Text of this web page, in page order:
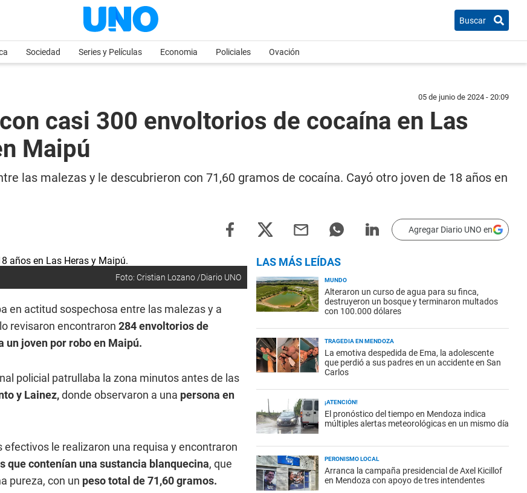
Buscar
Sociedad Series y Películas Economia Policiales Ovación
05 de junio de 2024 - 20:09
casi 300 envoltorios de cocaína en Las
Maipú
las malezas y le descubrieron con 71,60 gramos de cocaína. Cayó otro joven de 18 años en
Agregar Diario UNO en
Foto: Cristian Lozano /Diario UNO
en actitud sospechosa entre las malezas y a
revisaron encontraron 284 envoltorios de
un joven por robo en Maipú.
policial patrullaba la zona minutos antes de las
y Lainez,donde observaron a una persona en
le realizaron una requisa y encontraron
que contenían una sustancia blanquecina, que
pureza, con un peso total de 71,60 gramos.
LAS MÁS LEÍDAS
MUNDO
Alteraron un curso de agua para su finca,
destruyeron un bosque y terminaron multados
con 100.000 dólares
TRAGEDIA EN MENDOZA
La emotiva despedida de Ema, la adolescente
que perdió a sus padres en un accidente en San
Carlos
¡ATENCIÓN!
El pronóstico del tiempo en Mendoza indica
múltiples alertas meteorológicas en un mismo día
PERONISMO LOCAL
Arranca la campaña presidencial de Axel Kicillof
en Mendoza con apoyo de tres intendentes